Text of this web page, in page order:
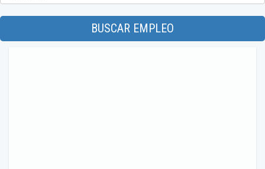
BUSCAR EMPLEO